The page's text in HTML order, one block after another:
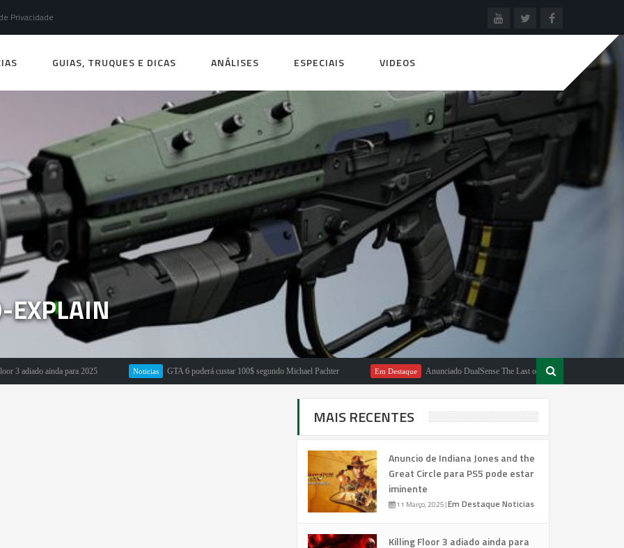
Privacidade
GUIAS, TRUQUES E DICAS ANÁLISES ESPECIAIS VIDEOS
EXPLAIN
ainda para 2025 Noticias GTA 6 poderá custar 100$ segundo Michael Pachter Em Destaque Anunciado DualSense The Last of Us Limited Edition
MAIS RECENTES
Anuncio de Indiana Jones and the
Great Circle para PS5 pode estar
iminente
11 Março, 2025|Em Destaque Noticias
Killing Floor 3 adiado ainda para